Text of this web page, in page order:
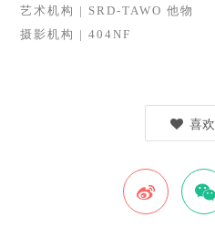
艺术机构 | SRD-TAWO 他物
摄影机构 | 404NF
喜欢